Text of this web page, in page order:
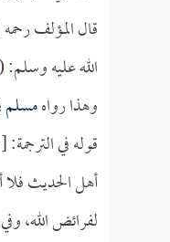
قال المؤلف
الله عليه
وهذا رواهمسلم
قوله في
أهل الحديث فلا
لفرائض الله،